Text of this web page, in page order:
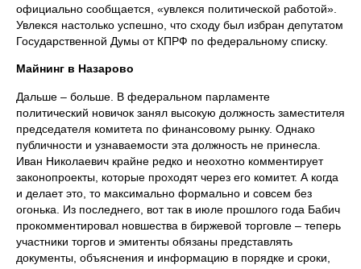
официально сообщается, «увлекся политической работой».
Увлекся настолько успешно, что сходу был избран депутатом
Государственной Думы от КПРФ по федеральному списку.
Майнинг в Назарово
Дальше – больше. В федеральном парламенте
политический новичок занял высокую должность заместителя
председателя комитета по финансовому рынку. Однако
публичности и узнаваемости эта должность не принесла.
Иван Николаевич крайне редко и неохотно комментирует
законопроекты, которые проходят через его комитет. А когда
и делает это, то максимально формально и совсем без
огонька. Из последнего, вот так в июле прошлого года Бабич
прокомментировал новшества в биржевой торговле – теперь
участники торгов и эмитенты обязаны представлять
документы, объяснения и информацию в порядке и сроки,